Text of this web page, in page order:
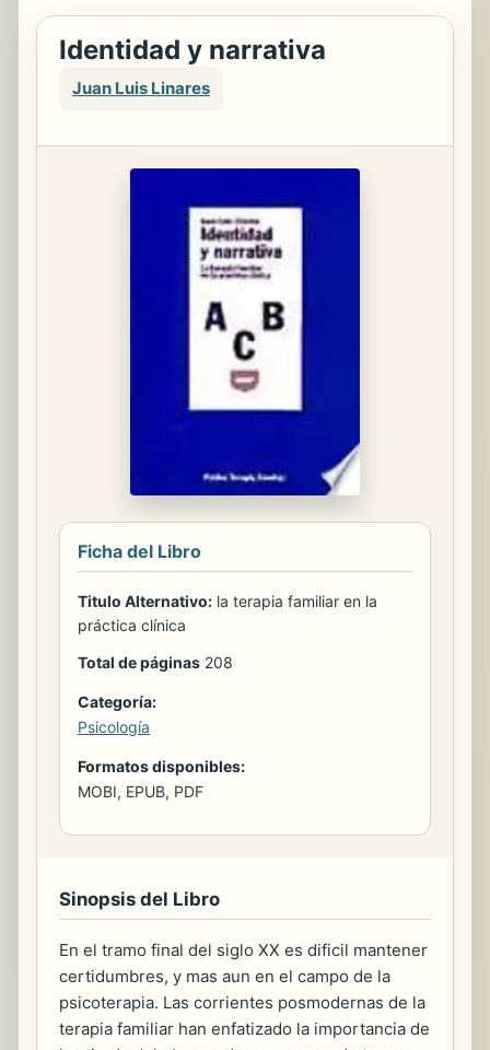
Identidad y narrativa
Juan Luis Linares
Ficha del Libro
Titulo Alternativo: la terapia familiar en la
práctica clínica
Total de páginas 208
Categoría:
Psicología
Formatos disponibles:
MOBI, EPUB, PDF
Sinopsis del Libro
En el tramo final del siglo XX es dificil mantener
certidumbres, y mas aun en el campo de la
psicoterapia. Las corrientes posmodernas de la
terapia familiar han enfatizado la importancia de